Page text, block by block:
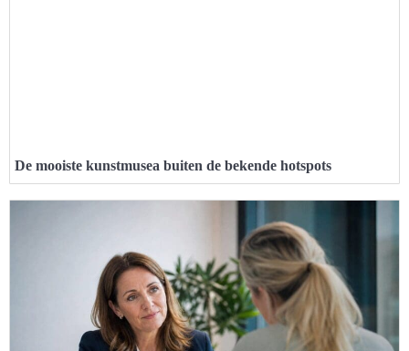
De mooiste kunstmusea buiten de bekende hotspots